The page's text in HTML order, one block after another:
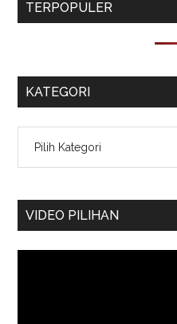
TERPOPULER
KATEGORI
VIDEO PILIHAN